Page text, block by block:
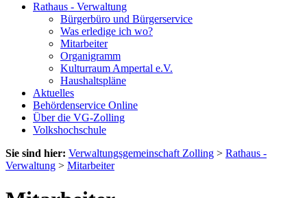
Rathaus - Verwaltung
Bürgerbüro und Bürgerservice
Was erledige ich wo?
Mitarbeiter
Organigramm
Kulturraum Ampertal e.V.
Haushaltspläne
Aktuelles
Behördenservice Online
Über die VG-Zolling
Volkshochschule
Sie sind hier: Verwaltungsgemeinschaft Zolling > Rathaus -
Verwaltung > Mitarbeiter